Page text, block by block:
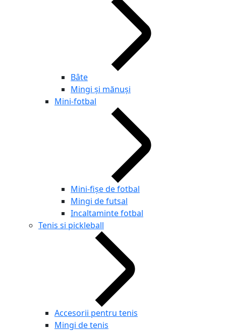
Bâte
Mingi și mănuși
Mini-fotbal
Mini-fișe de fotbal
Mingi de futsal
Incaltaminte fotbal
Tenis si pickleball
Accesorii pentru tenis
Mingi de tenis